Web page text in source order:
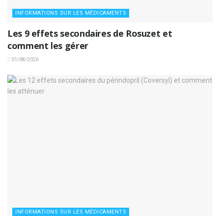
INFORMATIONS SUR LES MÉDICAMENTS
Les 9 effets secondaires de Rosuzet et
comment les gérer
01/08/2026
INFORMATIONS SUR LES MÉDICAMENTS